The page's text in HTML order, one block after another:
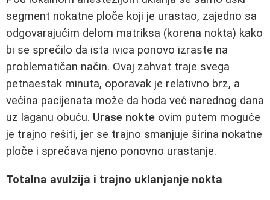
segment nokatne ploče koji je urastao, zajedno sa
odgovarajućim delom matriksa (korena nokta) kako
bi se sprečilo da ista ivica ponovo izraste na
problematičan način. Ovaj zahvat traje svega
petnaestak minuta, oporavak je relativno brz, a
većina pacijenata može da hoda već narednog dana
uz laganu obuću. Urase nokte ovim putem moguće
je trajno rešiti, jer se trajno smanjuje širina nokatne
ploče i sprečava njeno ponovno urastanje.
Totalna avulzija i trajno uklanjanje nokta